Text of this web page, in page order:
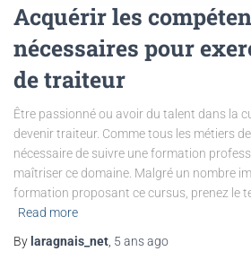
Acquérir les
nécessaires pour
de traiteur
Être passionné ou avoir du talent dans la
devenir traiteur. Comme tous les métiers de
nécessaire de suivre une formation
maîtriser ce domaine. Malgré un nombre
formation proposant ce cursus, prenez le
Read more
Bylaragnais_net 5 ansago